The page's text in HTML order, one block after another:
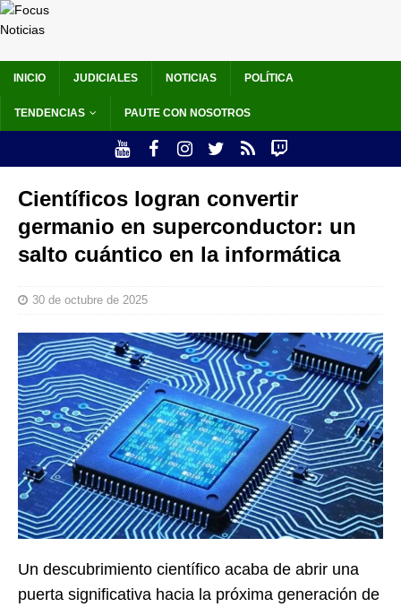
INICIO JUDICIALES NOTICIAS POLÍTICA
TENDENCIAS PAUTE CON NOSOTROS
Científicos logran convertir
germanio en superconductor: un
salto cuántico en la informática
30 de octubre de 2025
Un descubrimiento científico acaba de abrir una
puerta significativa hacia la próxima generación de